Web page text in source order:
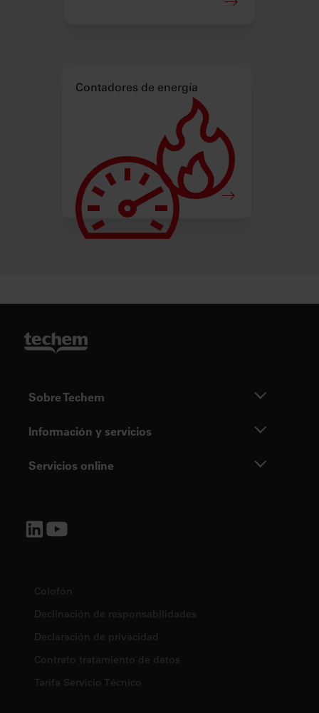
Contadores de energía
Sobre Techem
Información y servicios
Servicios online
Colofón
Declinación de responsabilidades
Declaración de privacidad
Contrato tratamiento de datos
Tarifa Servicio Técnico